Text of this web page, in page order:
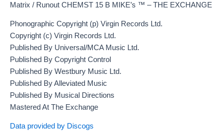
Matrix / Runout CHEMST 15 B MIKE’s ™ – THE EXCHANGE
Phonographic Copyright (p) Virgin Records Ltd.
Copyright (c) Virgin Records Ltd.
Published By Universal/MCA Music Ltd.
Published By Copyright Control
Published By Westbury Music Ltd.
Published By Alleviated Music
Published By Musical Directions
Mastered At The Exchange
Data provided by Discogs